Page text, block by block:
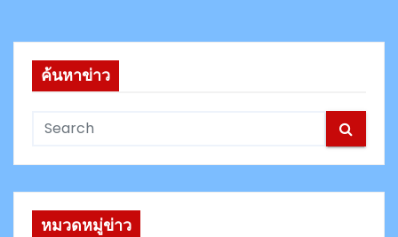
ค้นหาข่าว
หมวดหมู่ข่าว